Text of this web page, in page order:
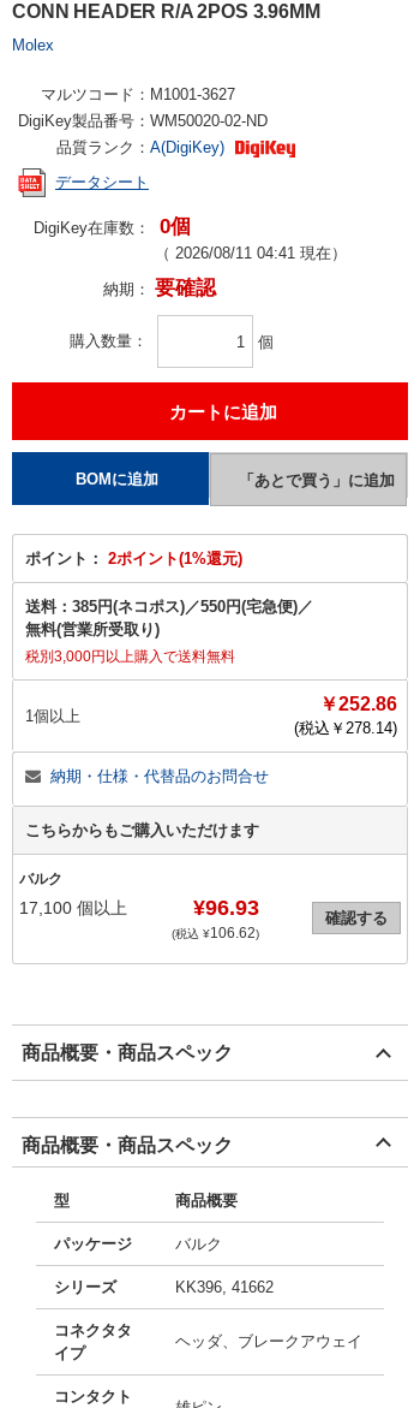
CONN HEADER R/A 2POS 3.96MM
Molex
マルツコード： M1001-3627
DigiKey製品番号： WM50020-02-ND
品質ランク： A(DigiKey)
データシート
DigiKey在庫数： 0個
（ 2026/08/11 04:41 現在）
納期： 要確認
購入数量 個
ポイント： 2ポイント(1%還元)
送料： 385円(ネコポス)／550円(宅急便)／
無料(営業所受取り)
税別3,000円以上購入で送料無料
1個以上
￥252.86
(税込￥ 278.14)
納期・仕様・代替品のお問合せ
こちらからもご購入いただけます
バルク
17,100 個以上 ¥96.93
(税込 ¥106.62)
確認する
商品概要・商品スペック
商品概要・商品スペック
型 商品概要
パッケージ バルク
シリーズ KK396, 41662
コネクタタ
イプ
ヘッダ、ブレークアウェイ
コンタクト